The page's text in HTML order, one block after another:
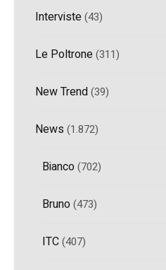
Interviste(43)
Le Poltrone(311)
New Trend(39)
News (1.872)
Bianco(702)
Bruno(473)
ITC(407)